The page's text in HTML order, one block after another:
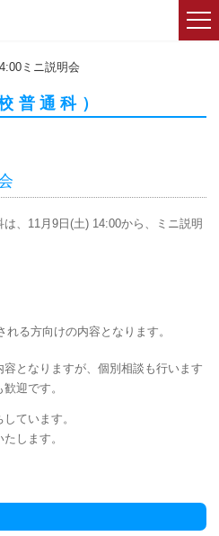
ミニ説明会
普通科）
、11月9日(土) 14:00から、ミニ説明
る方向けの内容となります。
となりますが、個別相談も行います
迎です。
ています。
します。